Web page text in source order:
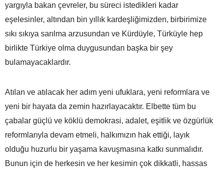
yargıyla bakan çevreler, bu süreci istedikleri kadar
eşelesinler, altından bin yıllık kardeşliğimizden, birbirimize
sıkı sıkıya sarılma arzusundan ve Kürdüyle, Türküyle hep
birlikte Türkiye olma duygusundan başka bir şey
bulamayacaklardır.
Atılan ve atılacak her adım yeni ufuklara, yeni reformlara ve
yeni bir hayata da zemin hazırlayacaktır. Elbette tüm bu
çabalar güçlü ve köklü demokrasi, adalet, eşitlik ve özgürlük
reformlarıyla devam etmeli, halkımızın hak ettiği, layık
olduğu huzurlu bir yaşama kavuşmasına katkı sunmalıdır.
Bunun için de herkesin ve her kesimin çok dikkatli, hassas